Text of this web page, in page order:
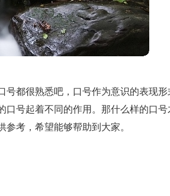
都很熟悉吧，口号作为意识的表现形
口号起着不同的作用。那什么样的口
考，希望能够帮助到大家。